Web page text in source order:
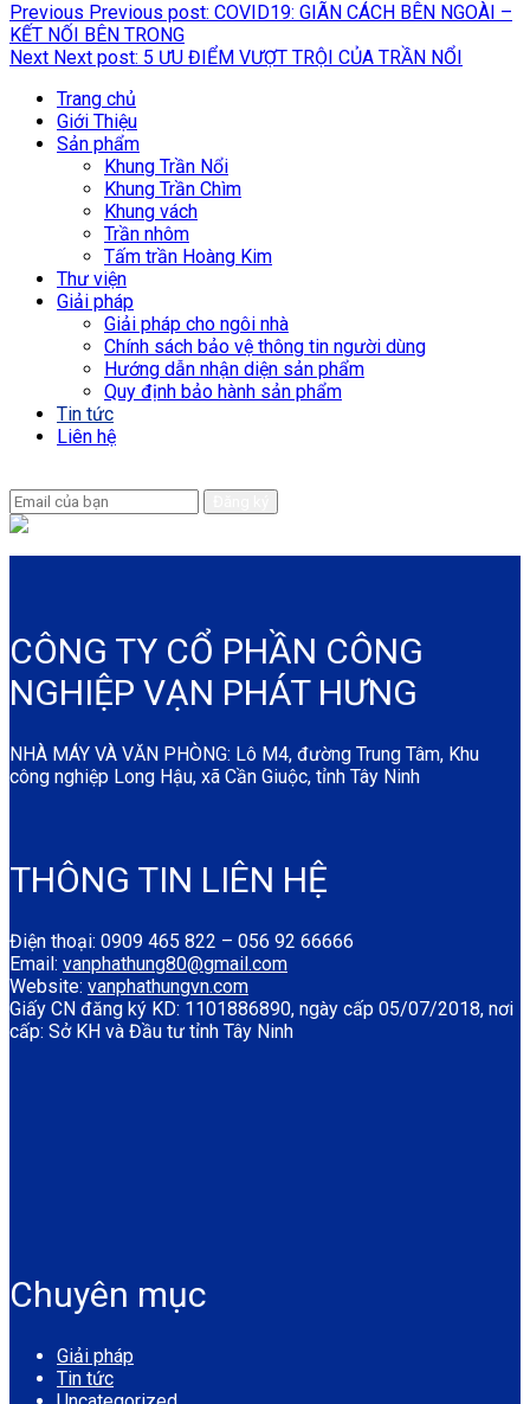
Previous Previous post: COVID19: GIÃN CÁCH BÊN NGOÀI –
KẾT NỐI BÊN TRONG
Next Next post: 5 ƯU ĐIỂM VƯỢT TRỘI CỦA TRẦN NỔI
Trang chủ
Giới Thiệu
Sản phẩm
Khung Trần Nổi
Khung Trần Chìm
Khung vách
Trần nhôm
Tấm trần Hoàng Kim
Thư viện
Giải pháp
Giải pháp cho ngôi nhà
Chính sách bảo vệ thông tin người dùng
Hướng dẫn nhận diện sản phẩm
Quy định bảo hành sản phẩm
Tin tức
Liên hệ
CÔNG TY CỔ PHẦN CÔNG
NGHIỆP VẠN PHÁT HƯNG
NHÀ MÁY VÀ VĂN PHÒNG: Lô M4, đường Trung Tâm, Khu
công nghiệp Long Hậu, xã Cần Giuộc, tỉnh Tây Ninh
THÔNG TIN LIÊN HỆ
Điện thoại: 0909 465 822 – 056 92 66666
Email: vanphathung80@gmail.com
Website: vanphathungvn.com
Giấy CN đăng ký KD: 1101886890, ngày cấp 05/07/2018, nơi
cấp: Sở KH và Đầu tư tỉnh Tây Ninh
Chuyên mục
Giải pháp
Tin tức